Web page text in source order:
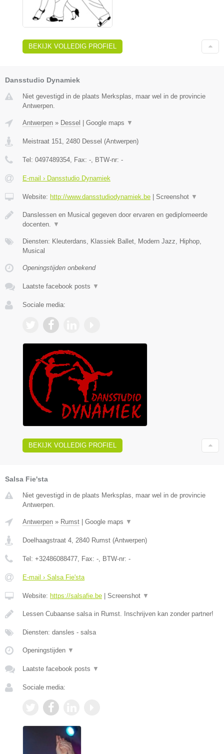
BEKIJK VOLLEDIG PROFIEL
Dansstudio Dynamiek
Niet gevestigd in de plaats Merksplas, maar wel in de provincie
Antwerpen.
Antwerpen » Dessel Google maps ▼
Meistraat 151, 2480 Dessel (Antwerpen)
Tel: 0497489354, Fax: -, BTW-nr: -
E-mail › Dansstudio Dynamiek
Website: http://www.dansstudiodynamiek.be Screenshot ▼
Danslessen en Musical gegeven door ervaren en gediplomeerde
docenten. ▼
Diensten: Kleuterdans, Klassiek Ballet, Modern Jazz, Hiphop,
Musical
Openingstijden onbekend
Laatste facebook posts ▼
Sociale media:
BEKIJK VOLLEDIG PROFIEL
Salsa Fie'sta
Niet gevestigd in de plaats Merksplas, maar wel in de provincie
Antwerpen.
Antwerpen » Rumst | Google maps ▼
Doelhaagstraat 4 2840 Rumst (Antwerpen)
Tel: +32486088477 , Fax: - , BTW-nr: -
E-mail › Salsa Fie'sta
Website: https://salsafie.be | Screenshot ▼
Lessen Cubaanse salsa in Rumst. Inschrijven kan zonder partner!
Diensten: dansles - salsa
Openingstijden ▼
Laatste facebook posts ▼
Sociale media: